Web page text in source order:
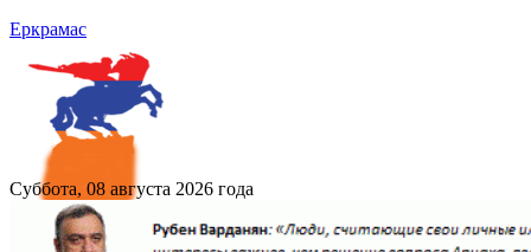
Еркрамас
Суббота, 08 августа 2026 года